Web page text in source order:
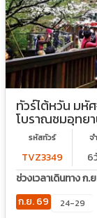
ทัวร์ไต้หวัน มหั
โบราณชมอุทย
รหัสทัวร์
TVZ3349
จ
6
ช่วงเวลาเดินทาง ก
ก.ย. 69
24-29